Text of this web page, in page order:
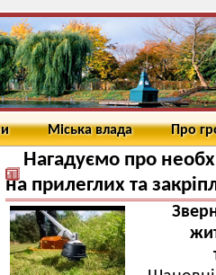
Міська влада Про
Нагадуємо про
на прилеглих та